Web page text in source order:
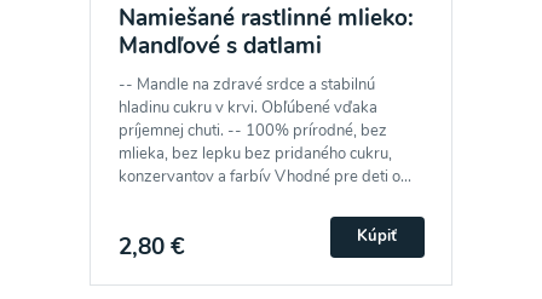
Namiešané rastlinné mlieko:
Mandľové s datlami
-- Mandle na zdravé srdce a stabilnú
hladinu cukru v krvi. Obľúbené vďaka
príjemnej chuti. -- 100% prírodné, bez
mlieka, bez lepku bez pridaného cukru,
konzervantov a farbív Vhodné pre deti o...
2,80 € Kúpiť